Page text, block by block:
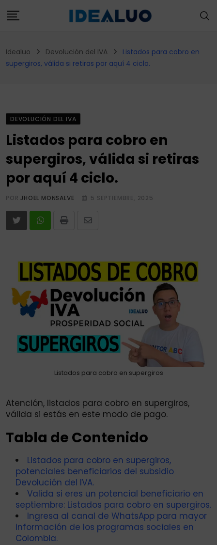
to
Idealuo Devolución del IVA
Listados para cobro en
supergiros, válida si retiras por aquí 4 ciclo.
DEVOLUCIÓN DEL IVA
Listados para cobro en
supergiros, válida si retiras
por aquí 4 ciclo.
PORJHOEL MONSALVE 5 SEPTIEMBRE, 2025
Print
Share
Listados para cobro en supergiros
Atención, listados para cobro en supergiros,
válida si estás en este modo de pago.
Tabla de Contenido
Listados para cobro en supergiros,
potenciales beneficiarios del subsidio
Devolución del IVA.
Valida si eres un potencial beneficiario en
septiembre: Listados para cobro en supergiros.
Ingresa al canal de WhatsApp para mayor
información de los programas sociales en
Colombia.